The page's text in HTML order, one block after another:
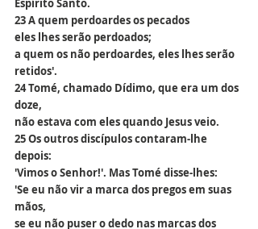
Espírito Santo.
23 A quem perdoardes os pecados
eles lhes serão perdoados;
a quem os não perdoardes, eles lhes serão
retidos'.
24 Tomé, chamado Dídimo, que era um dos
doze,
não estava com eles quando Jesus veio.
25 Os outros discípulos contaram-lhe
depois:
'Vimos o Senhor!'. Mas Tomé disse-lhes:
'Se eu não vir a marca dos pregos em suas
mãos,
se eu não puser o dedo nas marcas dos